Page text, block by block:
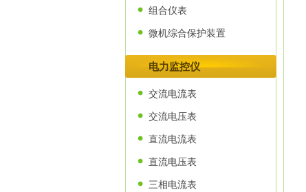
组合仪表
微机综合保护装置
电力监控仪
交流电流表
交流电压表
直流电流表
直流电压表
三相电流表